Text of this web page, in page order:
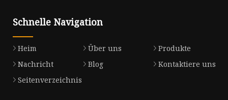
Schnelle Navigation
Heim Über uns
Produkte
Nachricht
Blog
Kontaktiere uns
Seitenverzeichnis